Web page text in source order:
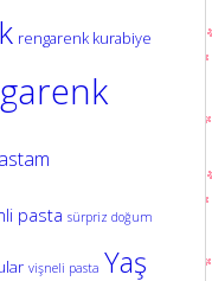
rengarenk kurabiye
pasta sürpriz doğum
vişneli pasta Yaş